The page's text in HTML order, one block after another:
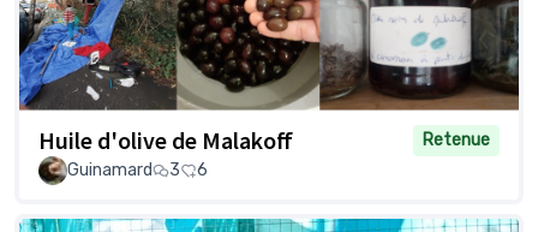
Huile d'olive de Malakoff
Retenue
Guinamard
3 6